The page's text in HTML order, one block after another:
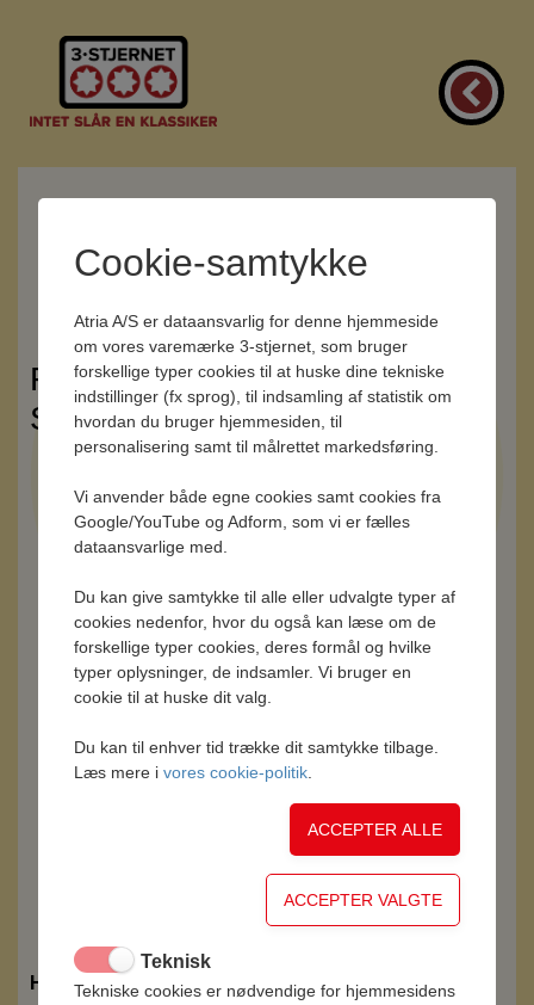
FAQ - OFTE STILLEDE
SPØRGSMÅL
Hvad består den røde farve i salamien af ?
Hvordan kan der være anvendt mere end 100g kød
pr. 100g færdig spegepølse ?
Kan 3-Stjernets spegepølser og øvrige produkter
fryses ?
Fremstilling af den originale 3-Stjernet salami
Hvor lang tid tager det at fremstille den originale 3-
Har du et spørgsmål til 3-Stjernet?
Cookie-samtykke
Atria A/S er dataansvarlig for denne hjemmeside
om vores varemærke 3-stjernet, som bruger
forskellige typer cookies til at huske dine tekniske
indstillinger (fx sprog), til indsamling af statistik om
hvordan du bruger hjemmesiden, til
personalisering samt til målrettet markedsføring.
Vi anvender både egne cookies samt cookies fra
Google/YouTube og Adform, som vi er fælles
dataansvarlige med.
Du kan give samtykke til alle eller udvalgte typer af
cookies nedenfor, hvor du også kan læse om de
forskellige typer cookies, deres formål og hvilke
typer oplysninger, de indsamler. Vi bruger en
cookie til at huske dit valg.
Du kan til enhver tid trække dit samtykke tilbage.
Læs mere i vores cookie-politik
Teknisk
Tekniske cookies er nødvendige for hjemmesidens